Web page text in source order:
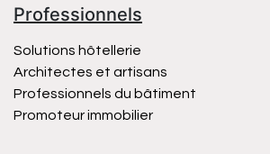
Professionnels
Solutions hôtellerie
Architectes et artisans
Professionnels du bâtiment
Promoteur immobilier